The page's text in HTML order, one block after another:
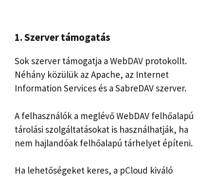
1. Szerver támogatás
Sok szerver támogatja a WebDAV protokollt.
Néhány közülük az Apache, az Internet
Information Services és a SabreDAV szerver.
A felhasználók a meglévő WebDAV felhőalapú
tárolási szolgáltatásokat is használhatják, ha
nem hajlandóak felhőalapú tárhelyet építeni.
Ha lehetőségeket keres, a pCloud kiváló